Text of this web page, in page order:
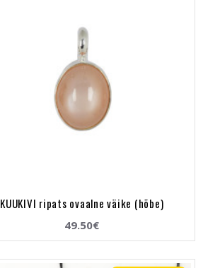
KUUKIVI ripats ovaalne väike (hõbe)
49.50€